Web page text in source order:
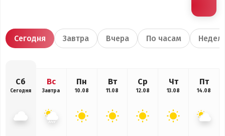
Сегодня Завтра Вчера По часам
Сб
Сегодня
Вс
Завтра
Пн
10.08
Вт
11.08
Ср
12.08
Чт
13.08
Пт
14.08